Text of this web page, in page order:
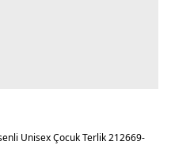
Unisex Çocuk Terlik 212669-